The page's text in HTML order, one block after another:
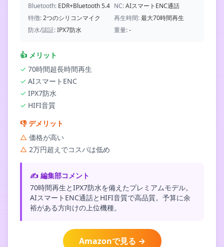
Bluetooth: EDR+Bluetooth 5.4 NC:AIスマートENC通話
特徴:2つのシリコンマイク 再生時間:最大70時間再生
防水/認証:IPX7防水 重量:-
👍 メリット
✓ 70時間超長時間再生
✓ AIスマートENC
✓ IPX7防水
✓ HIFI音質
👎 デメリット
△ 価格が高い
△ 2万円超えでコスパは低め
✍️ 編集部コメント
70時間再生とIPX7防水を備えたプレミアムモデル。
AIスマートENC通話とHIFI音質で高品質。予算に余
裕がある方向けの上位機種。
Amazonで見る →